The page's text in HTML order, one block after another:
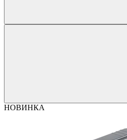
НОВИНКА